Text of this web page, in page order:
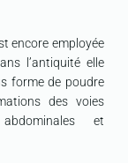
encore employée
l’antiquité elle
forme de poudre
des voies
et